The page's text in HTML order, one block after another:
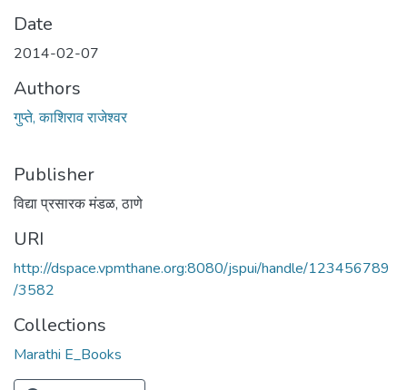
Date
2014-02-07
Authors
गुप्ते, काशिराव राजेश्वर
Publisher
विद्या प्रसारक मंडळ, ठाणे
URI
http://dspace.vpmthane.org:8080/jspui/handle/123456789
/3582
Collections
Marathi E_Books